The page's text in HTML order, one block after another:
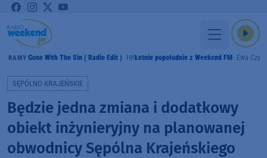
GRAMY Gone With The Sin ( Radio Edit ) HimLetnie popołudnie z Weekend FM Ewa Czyż
SĘPÓLNO KRAJEŃSKIE
Będzie jedna zmiana i dodatkowy
obiekt inżynieryjny na planowanej
obwodnicy Sępólna Krajeńskiego